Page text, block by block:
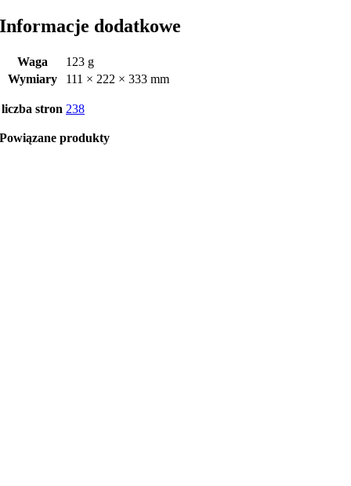
Informacje dodatkowe
Waga
123 g
Wymiary
111 × 222 × 333 mm
liczba stron 238
Powiązane produkty